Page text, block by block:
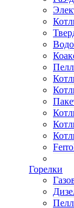
Горелки